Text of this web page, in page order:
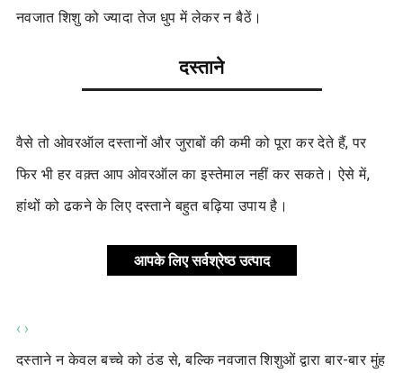
नवजात शिशु को ज्यादा तेज धुप में लेकर न बैठें।
दस्ताने
वैसे तो ओवरऑल दस्तानों और जुराबों की कमी को पूरा कर देते हैं, पर
फिर भी हर वक़्त आप ओवरऑल का इस्तेमाल नहीं कर सकते। ऐसे में,
हांथों को ढकने के लिए दस्ताने बहुत बढ़िया उपाय है।
आपके लिए सर्वश्रेष्ठ उत्पाद
‹ ›
दस्ताने न केवल बच्चे को ठंड से, बल्कि नवजात शिशुओं द्वारा बार-बार मुंह